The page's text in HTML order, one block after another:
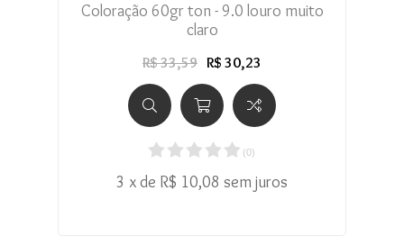
Coloração 60gr ton - 9.0 louro muito
claro
R$ 33,59 R$ 30,23
(0)
3 x de R$ 10,08 sem juros